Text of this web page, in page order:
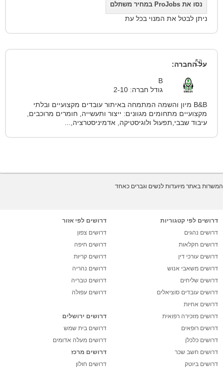
נסו את ProJobs במחיר משתלם
ניתן לבטל את המנוי בכל עת
על החברה:
B
גודל חברה: 2-10
B&B מיון והשמה המתמחה באיתור עובדים מקצועיים ובלתי
מקצועיים מתחומים מגוונים: ייצור ותעשייה, חומרים מרוכבים,
עיבוד שבבי,תפעול ולוגיסטיקה, אדמיניסטרציה,...
המשרות באתר מיועדות לנשים וגברים כאחד
דרושים לפי קטגוריות
דרושים נהגים
דרושים חקלאות
דרושים עורכי דין
דרושים משאבי אנוש
דרושים שליחים
דרושים עובדים סוציאלים
דרושים אחיות
דרושים מזכירה רפואית
דרושים רופאים
דרושים כלכלן
דרושים חשב שכר
דרושים ביוטק
דרושים לפי אזור
דרושים צפון
דרושים חיפה
דרושים קריות
דרושים נהריה
דרושים טבריה
דרושים עפולה
דרושים ירושלים
דרושים בית שמש
דרושים מעלה אדומים
דרושים מרכז
דרושים חולון